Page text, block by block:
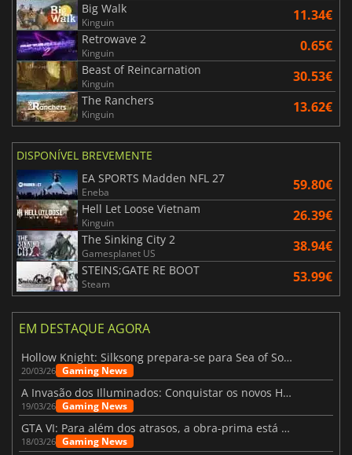
Big Walk
Kinguin 11.34€
Retrowave 2
Kinguin 0.65€
Beast of Reincarnation
Kinguin 30.53€
The Ranchers
Kinguin 13.62€
DISPONÍVEL BREVEMENTE
EA SPORTS Madden NFL 27
Eneba 59.80€
Hell Let Loose Vietnam
Kinguin 26.39€
The Sinking City 2
Gamesplanet US 38.94€
STEINS;GATE RE BOOT
Steam 53.99€
EM DESTAQUE AGORA
Hollow Knight: Silksong prepara-se para Sea of Sorrow com um patch
20/03/26 Gaming News
A Invasão dos Illuminados: Conquistar os novos Helldivers 2 Atualização!
19/03/26 Gaming News
GTA VI: Para além dos atrasos, a obra-prima está quase a chegar
18/03/26 Gaming News